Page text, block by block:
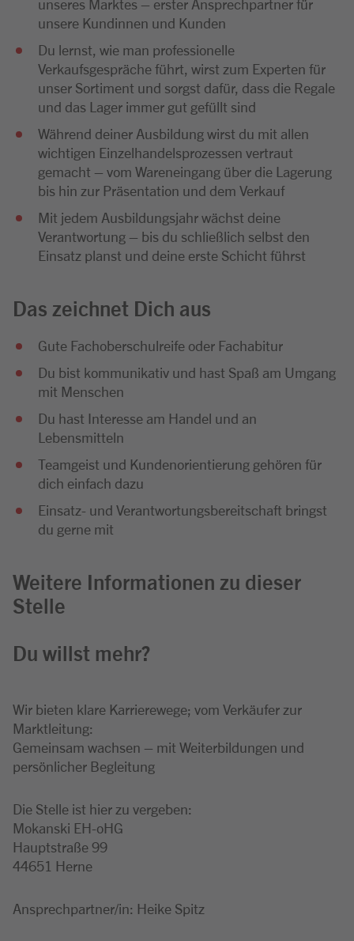
unsere Kundinnen und Kunden
Du lernst, wie man professionelle
Verkaufsgespräche führt, wirst zum Experten für
unser Sortiment und sorgst dafür, dass die Regale
und das Lager immer gut gefüllt sind
Während deiner Ausbildung wirst du mit allen
wichtigen Einzelhandelsprozessen vertraut
gemacht – vom Wareneingang über die Lagerung
bis hin zur Präsentation und dem Verkauf
Mit jedem Ausbildungsjahr wächst deine
Verantwortung – bis du schließlich selbst den
Einsatz planst und deine erste Schicht führst
Das zeichnet Dich aus
Gute Fachoberschulreife oder Fachabitur
Du bist kommunikativ und hast Spaß am Umgang
mit Menschen
Du hast Interesse am Handel und an
Lebensmitteln
Teamgeist und Kundenorientierung gehören für
dich einfach dazu
Einsatz- und Verantwortungsbereitschaft bringst
du gerne mit
Weitere Informationen zu dieser
Stelle
Du willst mehr?
Wir bieten klare Karrierewege; vom Verkäufer zur
Marktleitung:
Gemeinsam wachsen – mit Weiterbildungen und
persönlicher Begleitung
Die Stelle ist hier zu vergeben:
Mokanski EH-oHG
Hauptstraße 99
44651 Herne
Ansprechpartner/in: Heike Spitz